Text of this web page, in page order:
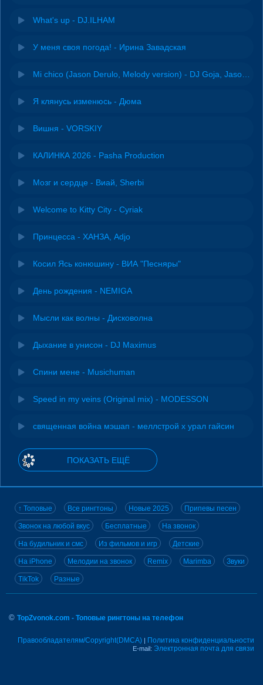
What's up - DJ.ILHAM
У меня своя погода! - Ирина Завадская
Я клянусь изменюсь - Дюма
Вишня - VORSKIY
КАЛИНКА 2026 - Pasha Production
Мозг и сердце - Виай, Sherbi
Welcome to Kitty City - Cyriak
Принцесса - ХАНЗА, Adjo
Косил Ясь конюшину - ВИА "Песняры"
День рождения - NEMIGA
Мысли как волны - Дисковолна
Дыхание в унисон - DJ Maximus
Спини мене - Musichuman
Speed in my veins (Original mix) - MODESSON
священная война мэшап - меллстрой х урал гайсин
ПОКАЗАТЬ ЕЩЁ
↑ Топовые Все рингтоны Новые 2025 Припевы песен
Звонок на любой вкус Бесплатные На звонок
На будильник и смс Из фильмов и игр Детские
На iPhone Мелодии на звонок Remix Marimba Звуки
TikTok Разные
© TopZvonok.com - Топовые рингтоны на телефон
Правообладателям/Copyright(DMCA) | Политика конфиденциальности
E-mail: Электронная почта для связи